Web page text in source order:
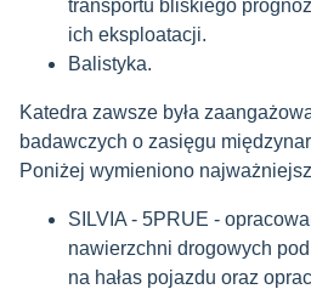
transportu bliskiego
ich eksploatacji.
Balistyka.
Katedra zawsze była
badawczych o zasięgu
Poniżej wymieniono
SILVIA - 5PRUE -
nawierzchni drogowych
na hałas pojazdu oraz